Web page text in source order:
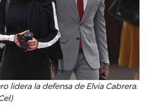
lidera la defensa de Elvia Cabrera.